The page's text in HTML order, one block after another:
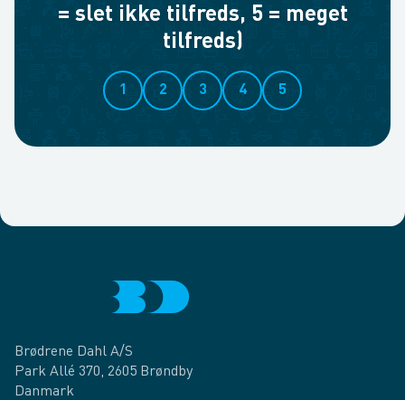
= slet ikke tilfreds, 5 = meget
tilfreds)
1 2 3 4 5
Brødrene Dahl A/S
Park Allé 370, 2605 Brøndby
Danmark